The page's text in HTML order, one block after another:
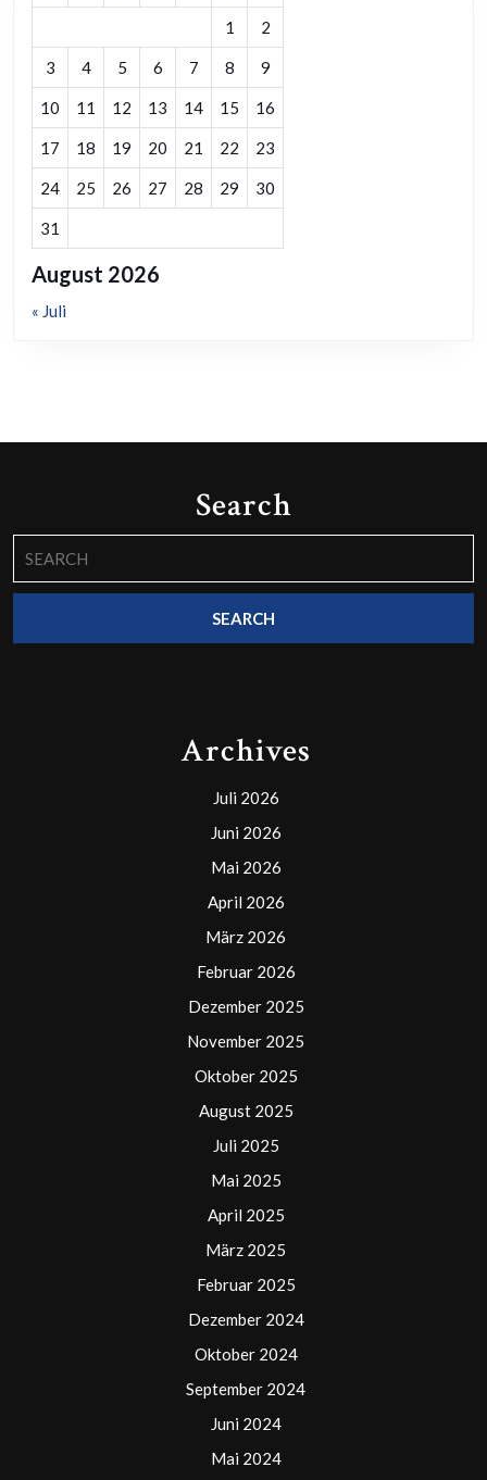
August 2026
1
2
3 4 5 6 7 8 9
10 11 12 13 14 15 16
17 18 19 20 21 22 23
24 25 26 27 28 29 30
31
« Juli
Search
for:
Archives
Juli 2026
Juni 2026
Mai 2026
April 2026
März 2026
Februar 2026
Dezember 2025
November 2025
Oktober 2025
August 2025
Juli 2025
Mai 2025
April 2025
März 2025
Februar 2025
Dezember 2024
Oktober 2024
September 2024
Juni 2024
Mai 2024